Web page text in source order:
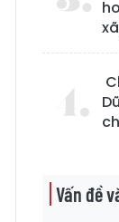
Vấn đề